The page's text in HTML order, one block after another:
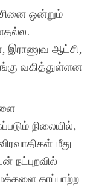
ஒன்றும்
இராணுவ ஆட்சி,
வகித்துள்ளன
நிலையில்,
மீது
நட்புறவில்
காப்பாற்ற